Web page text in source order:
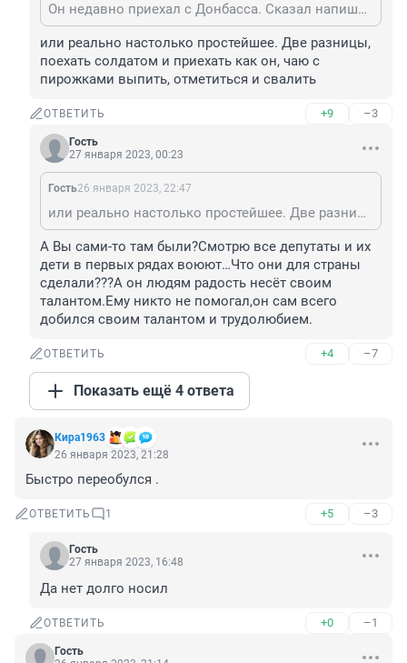
Он недавно приехал с Донбасса. Сказал напишет новую песню с голосами солдат.
или реально настолько простейшее. Две разницы,
поехать солдатом и приехать как он, чаю с
пирожками выпить, отметиться и свалить
ОТВЕТИТЬ +9 –3
Гость
27 января 2023, 00:23
Гость26 января 2023, 22:47
или реально настолько простейшее. Две разницы, поехать солдатом и приехать как он, чаю с пирожками выпить, отметиться и свалить
А Вы сами-то там были?Смотрю все депутаты и их
дети в первых рядах воюют…Что они для страны
сделали???А он людям радость несёт своим
талантом.Ему никто не помогал,он сам всего
добился своим талантом и трудолюбием.
ОТВЕТИТЬ +4 –7
Показать ещё 4 ответа
Кира1963
26 января 2023, 21:28
Быстро переобулся .
ОТВЕТИТЬ 1 +5 –3
Гость
27 января 2023, 16:48
Да нет долго носил
ОТВЕТИТЬ +0 –1
Гость